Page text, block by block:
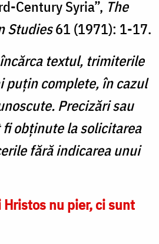
Century Syria”, The
Studies61 (1971): 1-17.
textul, trimiterile
puțin complete, în cazul
Precizări sau
obținute la solicitarea
fără indicarea unui
nu pier, ci sunt